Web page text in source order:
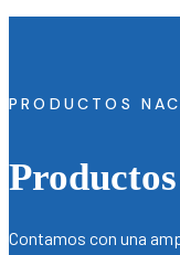
PRODUCTOS
Contamos con una